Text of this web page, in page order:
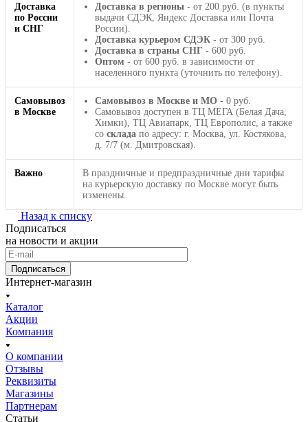
Доставка
по России
и СНГ
Доставка в регионы - от 200 руб. (в пункты
выдачи СДЭК, Яндекс Доставка или Почта
России).
Доставка курьером СДЭК - от 300 руб.
Доставка в страны СНГ - 600 руб.
Оптом - от 600 руб. в зависимости от
населенного пункта (уточнить по телефону).
Самовывоз
в Москве
Самовывоз в Москве и МО - 0 руб.
Самовывоз доступен в ТЦ МЕГА (Белая Дача,
Химки), ТЦ Авиапарк, ТЦ Европолис, а также
со склада по адресу: г. Москва, ул. Костякова,
д. 7/7 (м. Дмитровская).
Важно
В праздничные и предпраздничные дни тарифы
на курьерскую доставку по Москве могут быть
изменены.
Назад к списку
Подписаться
на новости и акции
Подписаться
Интернет-магазин
Каталог
Акции
Компания
О компании
Отзывы
Реквизиты
Магазины
Партнерам
Статьи